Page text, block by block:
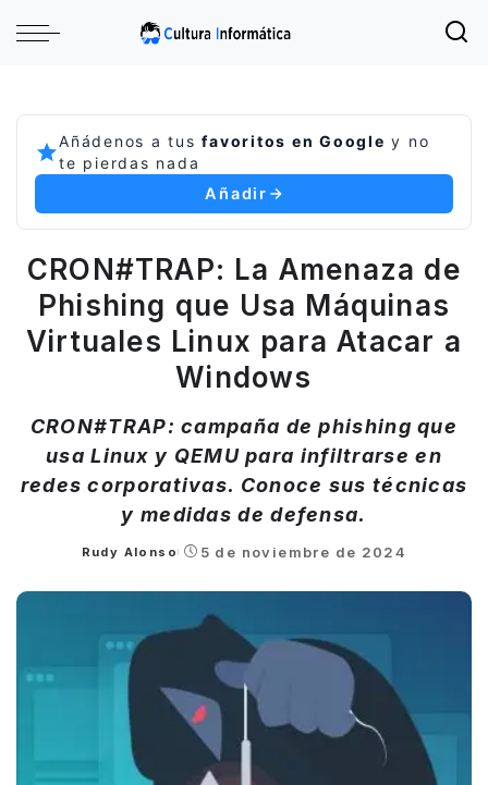
Añádenos a tusfavoritos en Google y no
te pierdas nada
Añadir
CRON#TRAP: La Amenaza de
Phishing que Usa Máquinas
Virtuales Linux para Atacar a
Windows
CRON#TRAP: campaña de phishing que
usa Linux y QEMU para infiltrarse en
redes corporativas. Conoce sus técnicas
y medidas de defensa.
Posted
Rudy Alonso 5 de noviembre de 2024